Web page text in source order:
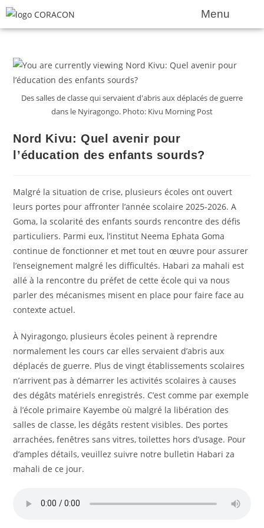
Menu
Des salles de classe qui servaient d'abris aux déplacés de guerre
dans le Nyiragongo. Photo: Kivu Morning Post
Nord Kivu: Quel avenir pour
l’éducation des enfants sourds?
Malgré la situation de crise, plusieurs écoles ont ouvert
leurs portes pour affronter l’année scolaire 2025-2026. A
Goma, la scolarité des enfants sourds rencontre des défis
particuliers. Parmi eux, l’institut Neema Ephata Goma
continue de fonctionner et met tout en œuvre pour assurer
l’enseignement malgré les difficultés. Habari za mahali est
allé à la rencontre du préfet de cette école qui va nous
parler des mécanismes misent en place pour faire face au
contexte actuel.
À Nyiragongo, plusieurs écoles peinent à reprendre
normalement les cours car elles servaient d’abris aux
déplacés de guerre. Plus de vingt établissements scolaires
n’arrivent pas à démarrer les activités scolaires à causes
des dégâts matériels enregistrés. C’est comme par exemple
à l’école primaire Kayembe où malgré la libération des
salles de classe, les dégâts restent visibles. Des portes
arrachées, fenêtres sans vitres, toilettes hors d’usage. Pour
d’amples détails, veuillez suivre notre bulletin Habari za
mahali de ce jour.